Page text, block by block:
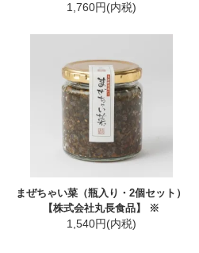
1,760円(内税)
まぜちゃい菜（瓶入り・2個セット）
【株式会社丸長食品】 ※
1,540円(内税)